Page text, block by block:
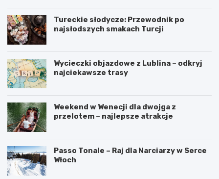
Tureckie słodycze: Przewodnik po
najsłodszych smakach Turcji
Wycieczki objazdowe z Lublina – odkryj
najciekawsze trasy
Weekend w Wenecji dla dwojga z
przelotem – najlepsze atrakcje
Passo Tonale – Raj dla Narciarzy w Serce
Włoch